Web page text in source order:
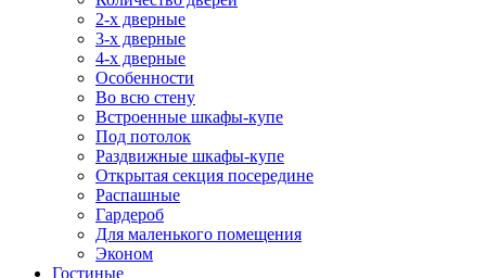
2-х дверные
3-х дверные
4-х дверные
Особенности
Во всю стену
Встроенные шкафы-купе
Под потолок
Раздвижные шкафы-купе
Открытая секция посередине
Распашные
Гардероб
Для маленького помещения
Эконом
Гостиные